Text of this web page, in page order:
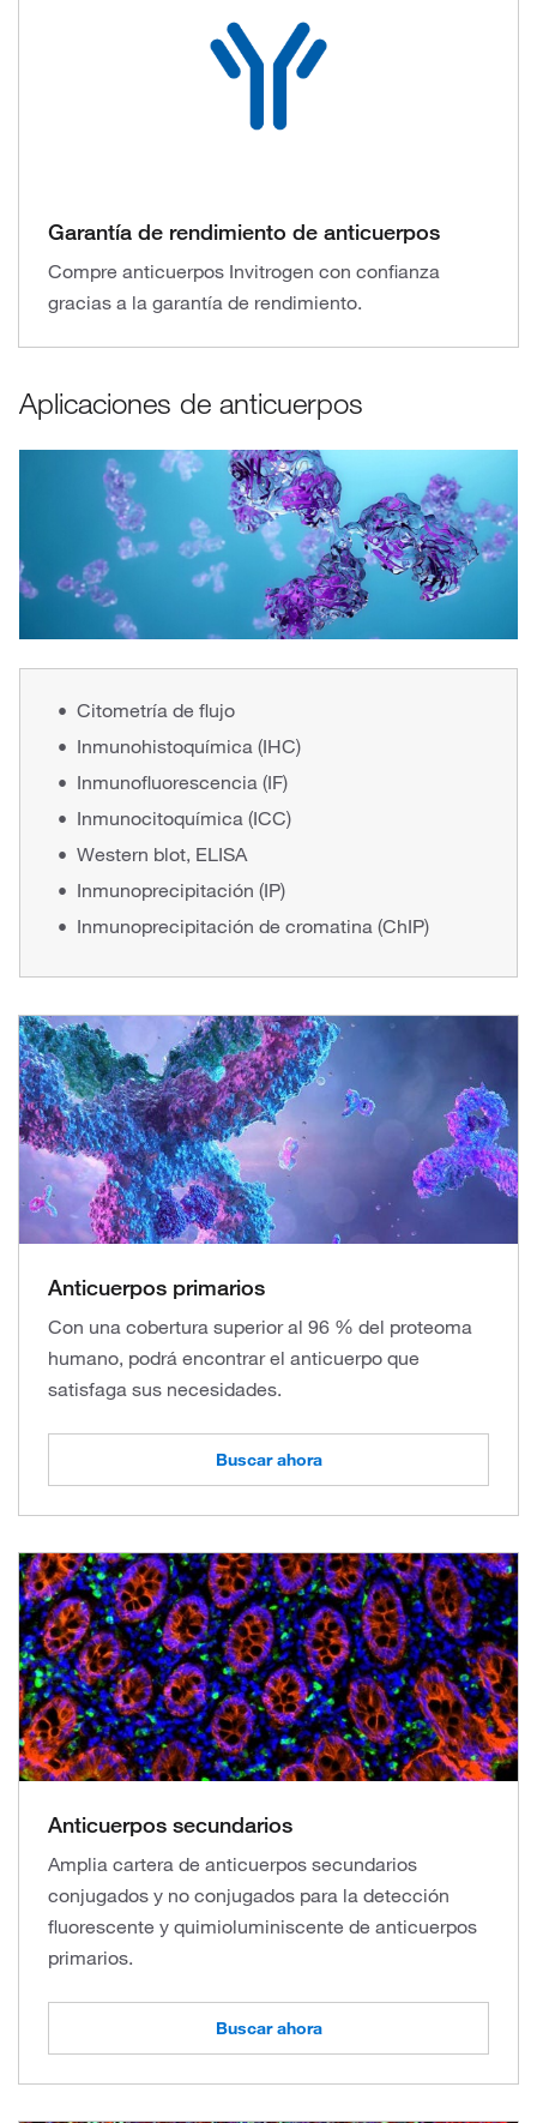
Garantía de rendimiento de anticuerpos
Compre anticuerpos Invitrogen con confianza
gracias a la garantía de rendimiento.
Aplicaciones de anticuerpos
Citometría de flujo
Inmunohistoquímica (IHC)
Inmunofluorescencia (IF)
Inmunocitoquímica (ICC)
Western blot, ELISA
Inmunoprecipitación (IP)
Inmunoprecipitación de cromatina (ChIP)
Anticuerpos primarios
Con una cobertura superior al 96 % del proteoma
humano, podrá encontrar el anticuerpo que
satisfaga sus necesidades.
Buscar ahora
Anticuerpos secundarios
Amplia cartera de anticuerpos secundarios
conjugados y no conjugados para la detección
fluorescente y quimioluminiscente de anticuerpos
primarios.
Buscar ahora